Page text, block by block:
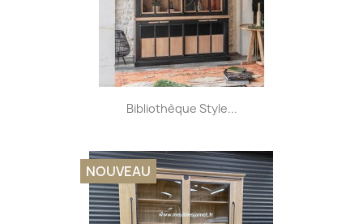
Bibliothèque Style...
NOUVEAU